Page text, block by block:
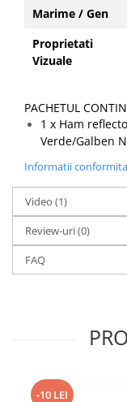
Marime / Gen
Proprietati
Vizuale
PACHETUL
1 x Ham
Verde/Galben
Informatii
Video (1)
Review-uri(0)
FAQ
-10 LEI